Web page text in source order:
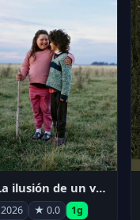
La ilusión de un verano sin fin
2026 ★ 0.0 1g